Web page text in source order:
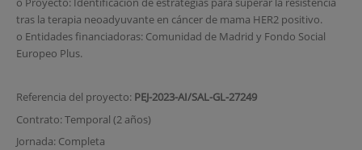
tras la terapia neoadyuvante en cáncer de mama HER2 positivo.
o Entidades financiadoras: Comunidad de Madrid y Fondo Social
Europeo Plus.
Referencia del proyecto: PEJ-2023-AI/SAL-GL-27249
Contrato: Temporal (2 años)
Jornada: Completa